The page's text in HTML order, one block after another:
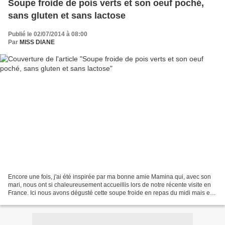
Soupe froide de pois verts et son oeuf poché,
sans gluten et sans lactose
Publié le 02/07/2014 à 08:00
Par MISS DIANE
Encore une fois, j'ai été inspirée par ma bonne amie Mamina qui, avec son
mari, nous ont si chaleureusement accueillis lors de notre récente visite en
France. Ici nous avons dégusté cette soupe froide en repas du midi mais elle